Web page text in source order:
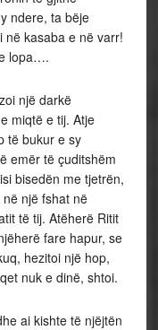
ndere, ta bëje
në kasaba e në varr!
lopa….
një darkë
miqtë e tij. Atje
të bukur e sy
emër të çuditshëm
bisedën me tjetrën,
një fshat në
të tij. Atëherë Ritit
fare hapur, se
hezitoi një hop,
nuk e dinë, shtoi.
ai kishte të njëjtën